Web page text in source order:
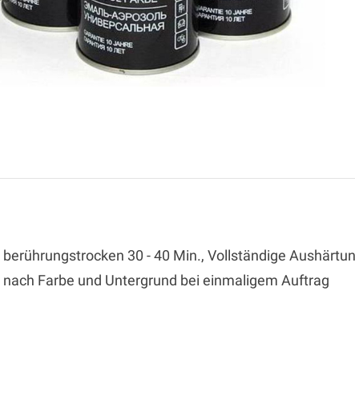
30 - 40 Min., Vollständige
Farbe und Untergrund bei einmaligem Auftrag